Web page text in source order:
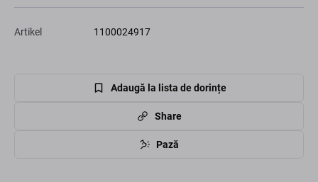
Artikel 1100024917
Adaugă la lista de dorințe
Share
Pază